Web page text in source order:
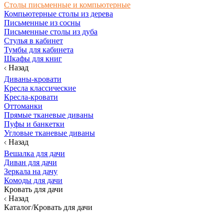
Столы письменные и компьютерные
Компьютерные столы из дерева
Письменные из сосны
Письменные столы из дуба
Стулья в кабинет
Тумбы для кабинета
Шкафы для книг
Назад
Диваны-кровати
Кресла классические
Кресла-кровати
Оттоманки
Прямые тканевые диваны
Пуфы и банкетки
Угловые тканевые диваны
Назад
Вешалка для дачи
Диван для дачи
Зеркала на дачу
Комоды для дачи
Кровать для дачи
Назад
Каталог/Кровать для дачи